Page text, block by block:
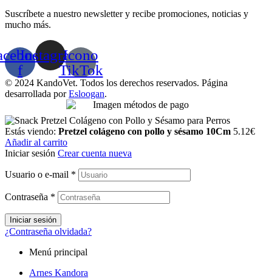
Suscríbete a nuestro newsletter y recibe promociones, noticias y
mucho más.
f
InstagramIcono
TikTok
© 2024 KandoVet. Todos los derechos reservados. Página
desarrollada porEsloogan.
Estás viendo: Pretzel colágeno con pollo y sésamo 10Cm 5.12€
Añadir al carrito
Iniciar sesión Crear cuenta nueva
Usuario o e-mail *
Contraseña *
Iniciar sesión
¿Contraseña olvidada?
Menú principal
Arnes Kandora